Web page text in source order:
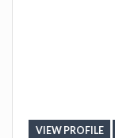
VIEW PROFILE